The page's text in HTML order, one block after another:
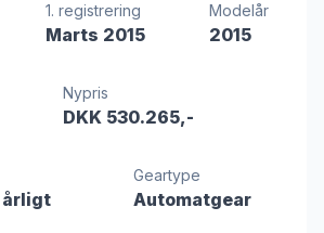
1. registrering
Marts 2015
Modelår
2015
Nypris
DKK 530.265,-
Geartype
Automatgear